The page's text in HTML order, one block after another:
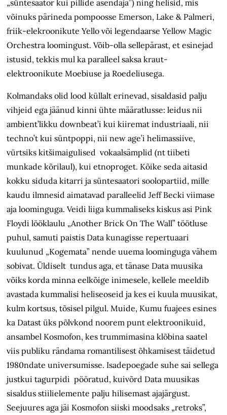
„süntesaator kui pillide asendaja”) ning helisid, mis
võinuks pärineda pompoosse Emerson, Lake & Palmeri,
friik-elekroonikute Yello või legendaarse Yellow Magic
Orchestra loomingust. Võib-olla sellepärast, et esinejad
istusid, tekkis mul ka paralleel saksa kraut-
elektroonikute Moebiuse ja Roedeliusega.
Kolmandaks olid lood küllalt erinevad, sisaldasid palju
vihjeid ega jäänud kinni ühte määratlusse: leidus nii
ambient’likku downbeat’i kui kiiremat industriaali, nii
techno’t kui süntpoppi, nii new age’i helimassiive,
vürtsiks kitšimaigulised vokaalsämplid (nt tiibeti
munkade kõrilaul), kui etnoproget. Kõike seda aitasid
kokku siduda kitarri ja süntesaatori soolopartiid, mille
kaudu ilmnesid aimatavad paralleelid Jeff Becki viimase
aja loominguga. Veidi liiga kummaliseks kiskus asi Pink
Floydi lööklaulu „Another Brick On The Wall” töötluse
puhul, samuti paistis Data kunagisse repertuaari
kuulunud „Kogemata” nende uuema loominguga vähem
sobivat. Üldiselt tundus aga, et tänase Data muusika
võiks korda minna eelkõige inimesele, kellele meeldib
avastada kummalisi heliseoseid ja kes ei kuula muusikat,
kulm kortsus, tõsisel pilgul. Muide, Kumu fuajees esines
ka Datast üks põlvkond noorem punt elektroonikuid,
ansambel Kosmofon, kes trummimasina klõbina saatel
viis publiku rändama romantilisest õhkamisest täidetud
1980ndate universumisse. Isadepoegade suhe sai sellega
justkui tagurpidi pööratud, kuivõrd Data muusikas
sisaldus stiilielemente palju hilisemast ajajärgust.
Seejuures aga jäi Kosmofon siiski moodsaks „retroks”,